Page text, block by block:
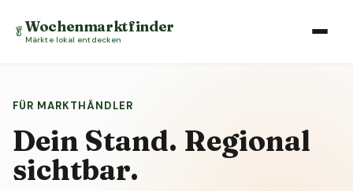
🥬Wochenmarktfinder
Märkte lokal entdecken
FÜR MARKTHÄNDLER
Dein Stand. Regional
sichtbar.